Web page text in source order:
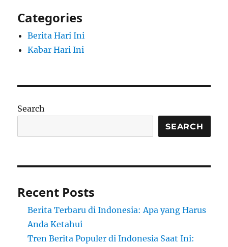
Categories
Berita Hari Ini
Kabar Hari Ini
Search
SEARCH
Recent Posts
Berita Terbaru di Indonesia: Apa yang Harus
Anda Ketahui
Tren Berita Populer di Indonesia Saat Ini: